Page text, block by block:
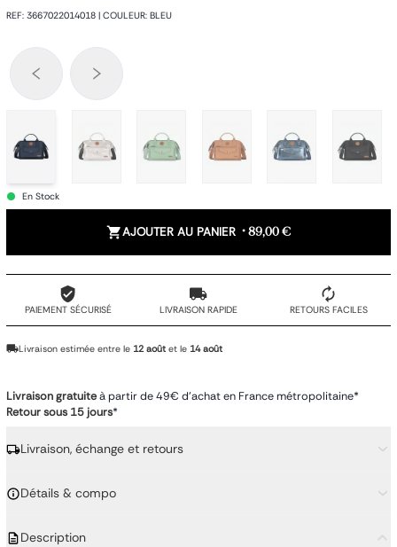
REF: 3667022014018 | COULEUR: BLEU
En Stock
AJOUTER AU PANIER • 89,00 €
PAIEMENT SÉCURISÉ LIVRAISON RAPIDE RETOURS FACILES
Livraison estimée entre le 12 août et le 14 août
Livraison gratuiteà partir de 49€ d'achat en France métropolitaine*
Retour sous 15 jours*
Livraison, échange et retours
Détails & compo
Description